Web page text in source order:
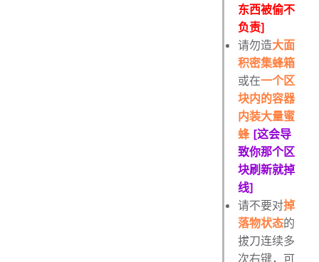
东西被偷不
负责]
请勿造大面
积密集蜂箱
或在一个区
块内的容器
内装大量蜜
蜂 [这会导
致你那个区
块刷新就掉
线]
请不要对掉
落物状态的
拔刀连续多
次右键，可